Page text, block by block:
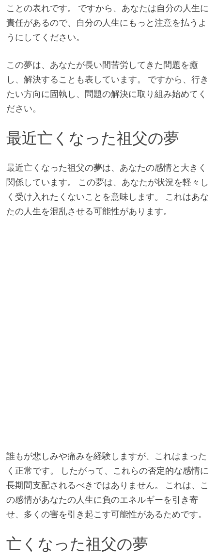
ことの表れです。 ですから、あなたは自分の人生に
責任があるので、自分の人生にもっと注意を払うよ
うにしてください。
この夢は、あなたが長い間苦労してきた問題を癒
し、解決することも表しています。 ですから、行き
たい方向に固執し、問題の解決に取り組み始めてく
ださい。
最近亡くなった祖父の夢
最近亡くなった祖父の夢は、あなたの感情と大きく
関係しています。 この夢は、あなたが状況を軽々し
く受け入れたくないことを意味します。 これはあな
たの人生を混乱させる可能性があります。
誰もが悲しみや痛みを経験しますが、これはまった
く正常です。 したがって、これらの否定的な感情に
長期間支配されるべきではありません。 これは、こ
の感情があなたの人生に負のエネルギーを引き寄
せ、多くの害を引き起こす可能性があるためです。
亡くなった祖父の夢